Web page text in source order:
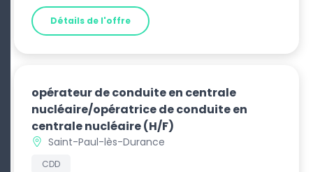
Détails de l'offre
opérateur de conduite en centrale
nucléaire/opératrice de conduite en
centrale nucléaire(H/F)
Saint-Paul-lès-Durance
CDD